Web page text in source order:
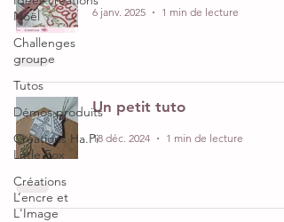
Noël
Challenges
groupe
Tutos
Démos produits
Créations Ha.Pi
Little Fox
Créations
L’encre et
L'Image
6 janv. 2025 1 min de lecture
Un petit tuto
18 déc. 2024 1 min de lecture